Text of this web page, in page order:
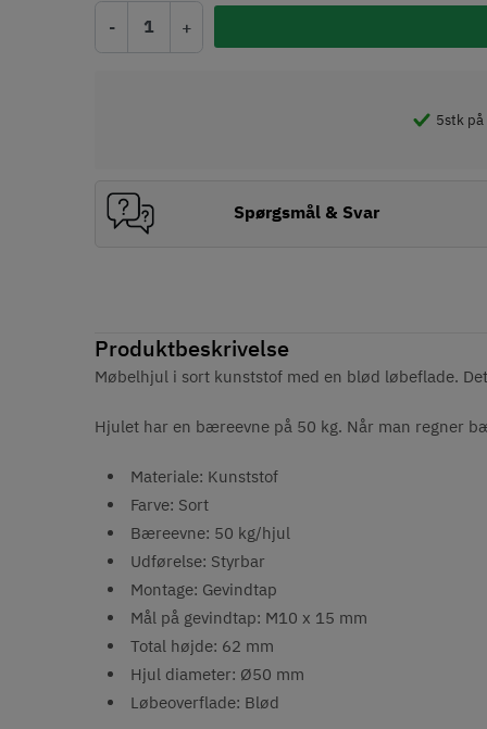
Produktbeskrivelse
Møbelhjul i sort kunststof med en blød løbeflade.
Hjulet har en bæreevne på 50 kg. Når man regner
Materiale: Kunststof
Farve: Sort
Bæreevne: 50 kg/hjul
Udførelse: Styrbar
Montage: Gevindtap
Mål på gevindtap: M10 x 15 mm
Total højde: 62 mm
Hjul diameter: Ø50 mm
Løbeoverflade: Blød
- +
5stk på
Spørgsmål & Svar